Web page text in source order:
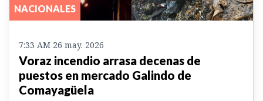
NACIONALES
7:33 AM 26 may. 2026
Voraz incendio arrasa decenas de
puestos en mercado Galindo de
Comayagüela